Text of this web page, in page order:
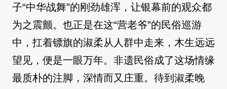
子“中华战舞”的刚劲雄浑，让银幕前的观众都
为之震颤。也正是在这“营老爷”的民俗巡游
中，扛着镖旗的淑柔从人群中走来，木生远远
望见，便是一眼万年。非遗民俗成了这场情缘
最质朴的注脚，深情而又庄重。待到淑柔晚